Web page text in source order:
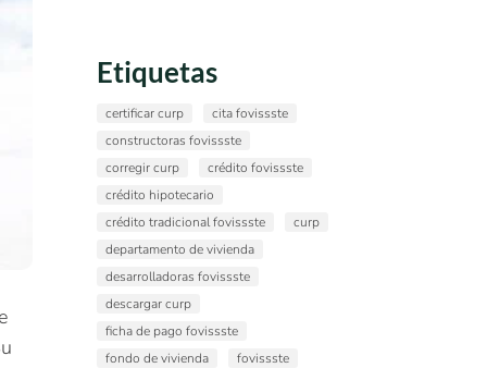
Etiquetas
certificar curp
cita fovissste
constructoras fovissste
corregir curp
crédito fovissste
crédito hipotecario
crédito tradicional fovissste
curp
departamento de vivienda
desarrolladoras fovissste
descargar curp
ficha de pago fovissste
fondo de vivienda
fovissste